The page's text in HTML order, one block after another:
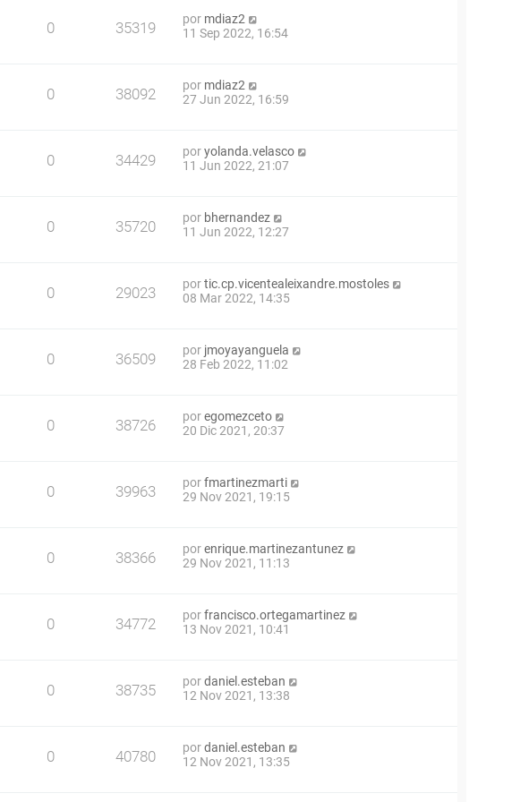
0 35319 por mdiaz2
11 Sep 2022, 16:54
0 38092 por mdiaz2
27 Jun 2022, 16:59
0 34429 poryolanda.velasco
11 Jun 2022, 21:07
0 35720 por bhernandez
11 Jun 2022, 12:27
0 29023 portic.cp.vicentealeixandre.mostoles
08 Mar 2022, 14:35
0 36509 por jmoyayanguela
28 Feb 2022, 11:02
0 38726 poregomezceto
20 Dic 2021, 20:37
0 39963 porfmartinezmarti
29 Nov 2021, 19:15
0 38366 porenrique.martinezantunez
29 Nov 2021, 11:13
0 34772 porfrancisco.ortegamartinez
13 Nov 2021, 10:41
0 38735 pordaniel.esteban
12 Nov 2021, 13:38
0 40780 pordaniel.esteban
12 Nov 2021, 13:35